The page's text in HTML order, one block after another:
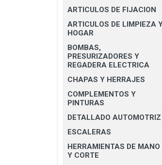
ESCALERAS
HERRAMIENTAS DE MANO Y
CORTE
HERRAMIENTAS ELECTRICAS
MATERIAL ELECTRICO E
MISCELANEOS
PRODUCTOS 3M
ARTICULOS DE FIJACION
ARTICULOS DE LIMPIEZA
HOGAR
BOMBAS,
PRESURIZADORES Y
REGADERA ELECTRICA
CHAPAS Y HERRAJES
COMPLEMENTOS Y
PINTURAS
DETALLADO AUTOMOTRIZ
ESCALERAS
HERRAMIENTAS DE MANO
Y CORTE